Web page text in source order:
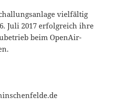
vielfältig
Juli 2017 erfolgreich ihre
beim OpenAir-